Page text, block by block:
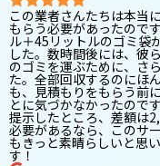
この業者さんたちは本当
もらう必要があったので
ル＋45リットルのゴミ袋
した。数時間後には、彼
のゴミを運ぶために、さ
た。全部回収するのにほ
も、見積もりをもらう前
とに気づかなかったので
提示したところ、差額は
必要があるなら、このサ
もきっと素晴らしいと思
す！